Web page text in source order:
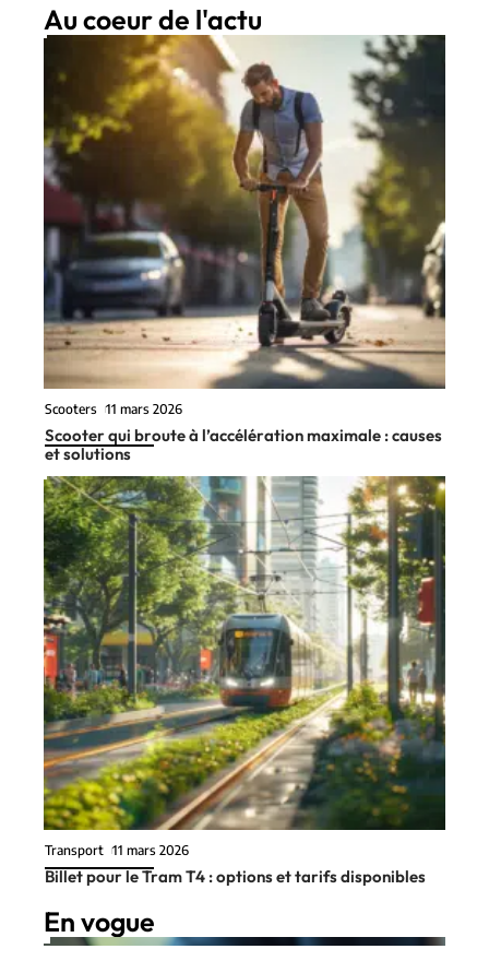
Au coeur de l'actu
Scooters 11 mars 2026
Scooter qui broute à l’accélération maximale : causes
et solutions
Transport 11 mars 2026
Billet pour le Tram T4 : options et tarifs disponibles
En vogue